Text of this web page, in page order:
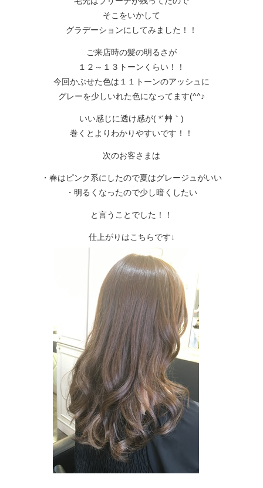
そこをいかして
グラデーションにしてみました！！
ご来店時の髪の明るさが
１２～１３トーンくらい！！
今回かぶせた色は１１トーンのアッシュに
グレーを少しいれた色になってます(^^♪
いい感じに透け感が( *´艸｀)
巻くとよりわかりやすいです！！
次のお客さまは
・春はピンク系にしたので夏はグレージュがいい
・明るくなったので少し暗くしたい
と言うことでした！！
仕上がりはこちらです↓